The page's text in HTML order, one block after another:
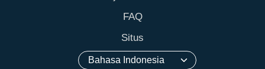
FAQ
Situs